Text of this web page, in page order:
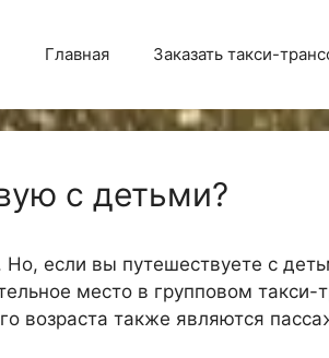
Главная Заказать такси-
с детьми?
если вы путешествуете с
место в групповом такси-
возраста также являются